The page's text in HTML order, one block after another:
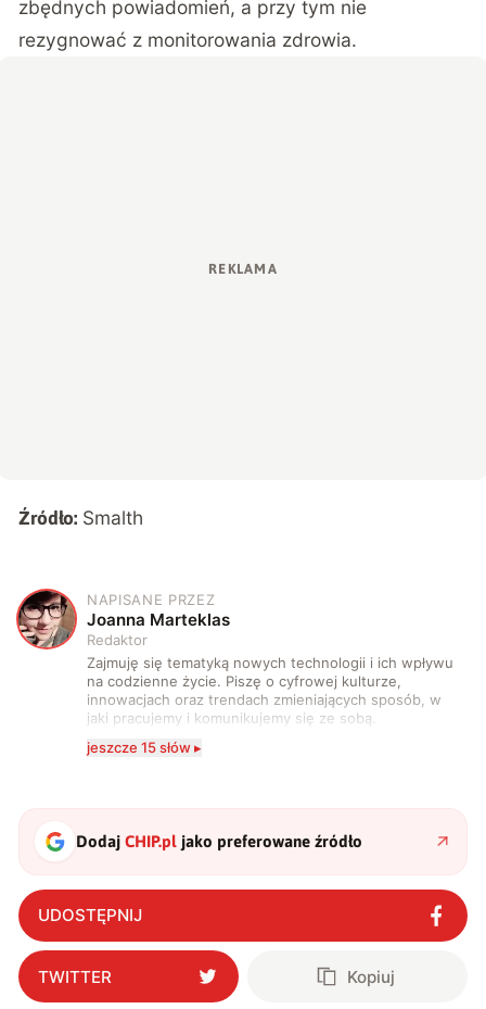
zbędnych powiadomień, a przy tym nie
rezygnować z monitorowania zdrowia.
Źródło: Smalth
J
NAPISANE PRZEZ
Joanna Marteklas
Redaktor
Zajmuję się tematyką nowych technologii i ich wpływu
na codzienne życie. Piszę o cyfrowej kulturze,
innowacjach oraz trendach zmieniających sposób, w
jaki pracujemy i komunikujemy się ze sobą.
technologii a współczesną popkulturą. W wolnych
jeszcze 15 słów ▸
DodajCHIP.pl jako preferowane źródło
UDOSTĘPNIJ
TWITTER Kopiuj